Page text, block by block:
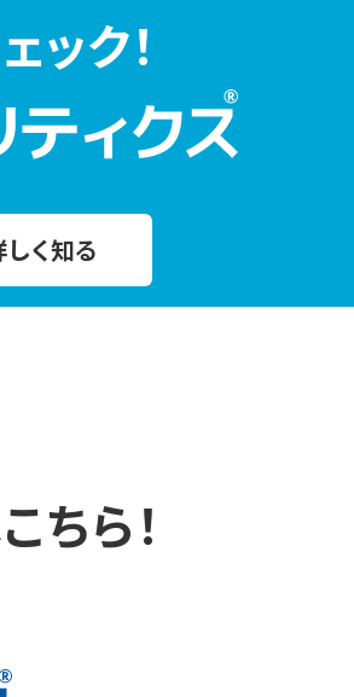
ク！
く知る
ちら！